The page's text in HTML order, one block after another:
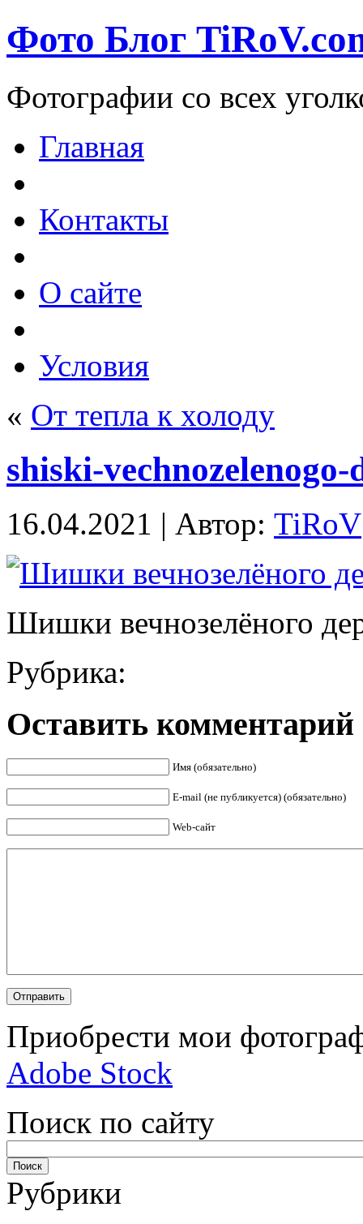
Фото Блог
Фотографии со всех
Главная
Контакты
О сайте
Условия
« От тепла к холоду
shiski-vechnozelenogo-
16.04.2021 | Автор: TiRoV
Шишки вечнозелёного
Рубрика:
Оставить комментарий
Имя (обязательно)
E-mail (не публикуется) (обязательно)
Web-сайт
Приобрести мои
Adobe Stock
Поиск по сайту
Рубрики